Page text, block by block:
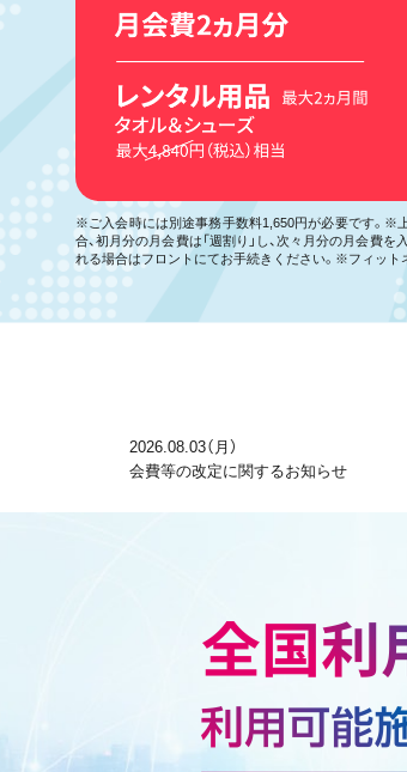
※ご入会時には別途事務手数料1,650円が必要です。※
合、初月分の月会費は「週割り」し、次々月分の月会
れる場合はフロントにてお手続きください。※フィット
2026.08.03（月）
会費等の改定に関するお知らせ